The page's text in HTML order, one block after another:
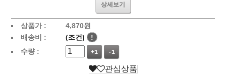
상세보기
상품가 : 4,870원
배송비 :
(조건)
!
수량 :
+1 -1
관심상품